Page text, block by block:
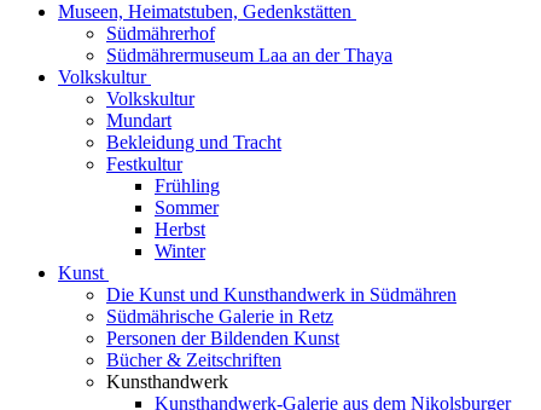
Museen, Heimatstuben, Gedenkstätten
Südmährerhof
Südmährermuseum Laa an der Thaya
Volkskultur
Volkskultur
Mundart
Bekleidung und Tracht
Festkultur
Frühling
Sommer
Herbst
Winter
Kunst
Die Kunst und Kunsthandwerk in Südmähren
Südmährische Galerie in Retz
Personen der Bildenden Kunst
Bücher & Zeitschriften
Kunsthandwerk
Kunsthandwerk-Galerie aus dem Nikolsburger